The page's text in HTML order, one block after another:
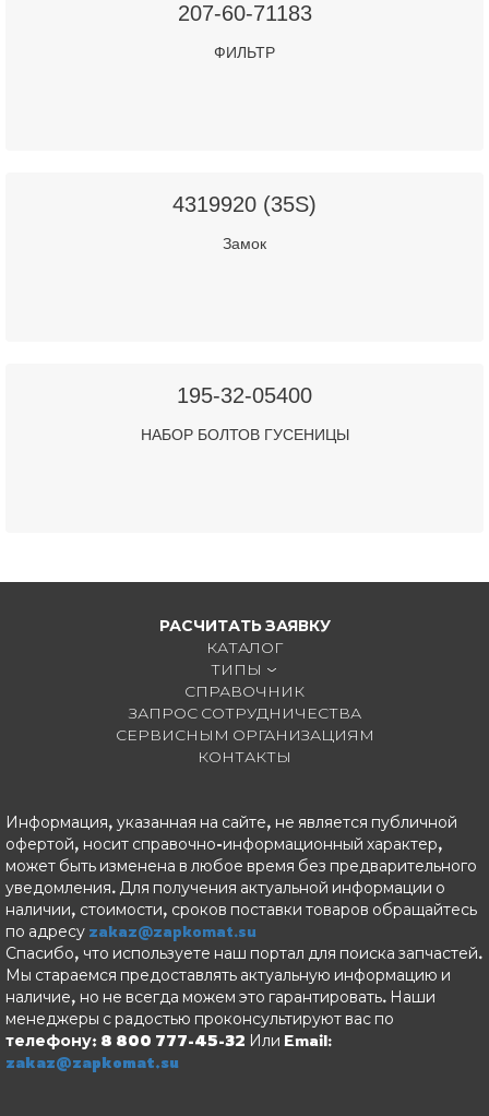
207-60-71183
ФИЛЬТР
4319920 (35S)
Замок
195-32-05400
НАБОР БОЛТОВ ГУСЕНИЦЫ
РАСЧИТАТЬ ЗАЯВКУ
КАТАЛОГ
ТИПЫ
СПРАВОЧНИК
ЗАПРОС СОТРУДНИЧЕСТВА
СЕРВИСНЫМ ОРГАНИЗАЦИЯМ
КОНТАКТЫ
Информация, указанная на сайте, не является публичной
офертой, носит справочно-информационный характер,
может быть изменена в любое время без предварительного
уведомления. Для получения актуальной информации о
наличии, стоимости, сроков поставки товаров обращайтесь
по адресу zakaz@zapkomat.su
Спасибо, что используете наш портал для поиска запчастей.
Мы стараемся предоставлять актуальную информацию и
наличие, но не всегда можем это гарантировать. Наши
менеджеры с радостью проконсультируют вас по
телефону: 8 800 777-45-32 Или Email:
zakaz@zapkomat.su